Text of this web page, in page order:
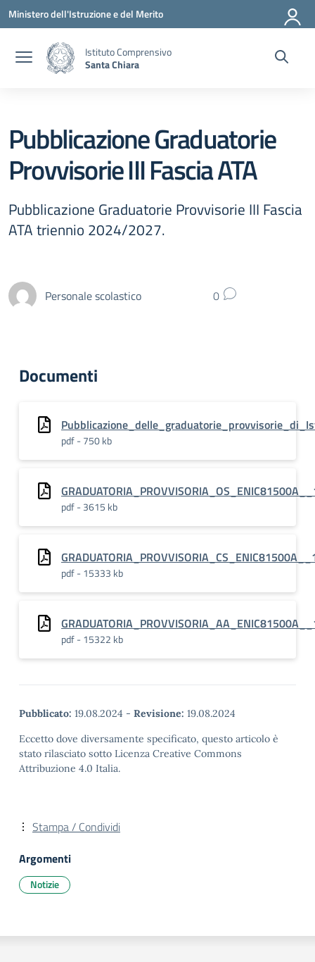
Vai ai contenuti
Vai al menu di navigazione
Vai al footer
Ministero dell'Istruzione e del Merito
Istituto Comprensivo
Santa Chiara
Pubblicazione Graduatorie
Provvisorie III Fascia ATA
Pubblicazione Graduatorie Provvisorie III Fascia
ATA triennio 2024/2027.
Personale scolastico 0
Documenti
pdf - 750 kb
pdf - 3615 kb
pdf - 15333 kb
pdf - 15322 kb
Pubblicato: 19.08.2024 - Revisione: 19.08.2024
Eccetto dove diversamente specificato, questo articolo è
stato rilasciato sotto Licenza Creative Commons
Attribuzione 4.0 Italia.
Stampa / Condividi
Argomenti
Notizie